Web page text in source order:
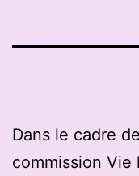
Dans le cadre
commission